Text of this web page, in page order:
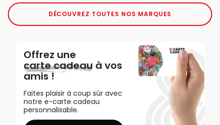
DÉCOUVREZ TOUTES NOS MARQUES
Offrez une
carte cadeau à vos
amis !
Faites plaisir à coup sûr avec
notre e-carte cadeau
personnalisable.